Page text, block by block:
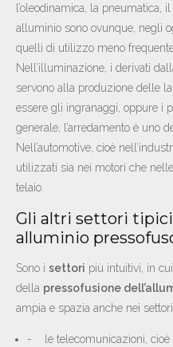
l’oleodinamica, la pneumatica,
alluminio sono ovunque, negli
quelli di utilizzo meno
Nell’illuminazione, i derivati
servono alla produzione delle
essere gli ingranaggi, oppure i
generale, l’arredamento è uno
Nell’automotive, cioè
utilizzati sia nei motori che
telaio.
Gli altri settori
alluminio
Sono i settori più intuitivi, in
della pressofusione
ampia e spazia anche nei
- le telecomunicazioni, cioè